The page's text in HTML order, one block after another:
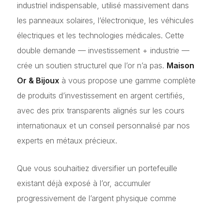
industriel indispensable, utilisé massivement dans
les panneaux solaires, l’électronique, les véhicules
électriques et les technologies médicales. Cette
double demande — investissement + industrie —
crée un soutien structurel que l’or n’a pas. Maison
Or & Bijoux à vous propose une gamme complète
de produits d’investissement en argent certifiés,
avec des prix transparents alignés sur les cours
internationaux et un conseil personnalisé par nos
experts en métaux précieux.
Que vous souhaitiez diversifier un portefeuille
existant déjà exposé à l’or, accumuler
progressivement de l’argent physique comme